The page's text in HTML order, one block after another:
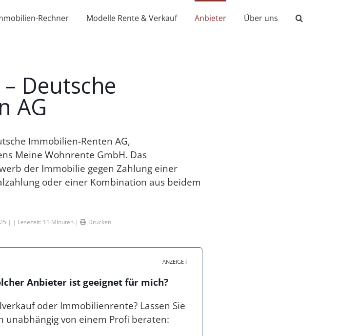
Rechner Modelle Rente & Verkauf Anbieter Über uns
Deutsche
AG
Immobilien-Renten AG,
Meine Wohnrente GmbH. Das
der Immobilie gegen Zahlung einer
oder einer Kombination aus beidem
| | Lesezeit: 11 Minuten | Drucken
ANZEIGE
Anbieter ist geeignet für mich?
oder Immobilienrente? Lassen Sie
unabhängig von einem Profi beraten: